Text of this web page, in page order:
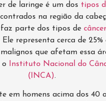
de laringe é um dos tipos
na região da
faz parte dos tipos de
Ele representa cerca de 25%
que afetam essa
o
Instituto Nacional do
(INCA).
em homens acima dos 40